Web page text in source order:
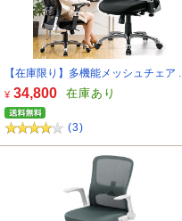
【在庫限り】多機能メッシュチェア ...
¥ 34,800 在庫あり
(3)